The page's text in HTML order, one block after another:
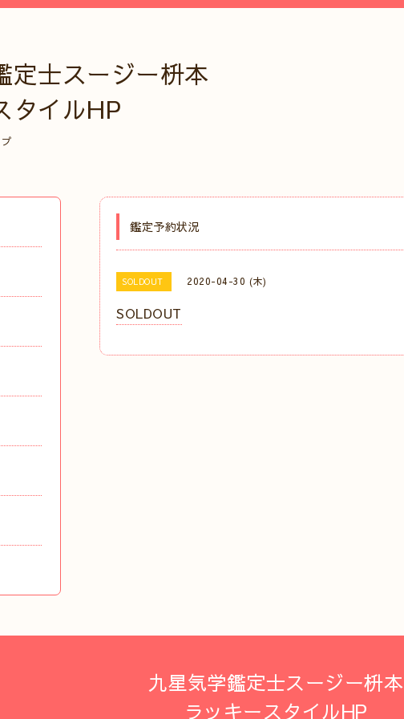
定士スージー枡本
タイルHP
鑑定予約状況
SOLDOUT 2020-04-30 (木)
SOLDOUT
九星気学鑑定士スージー枡本
ラッキースタイルHP